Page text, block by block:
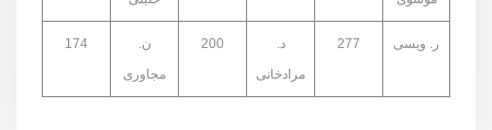
ر. ویسی 277
د.
مرادخانی
200
ن.
مجاوری
174